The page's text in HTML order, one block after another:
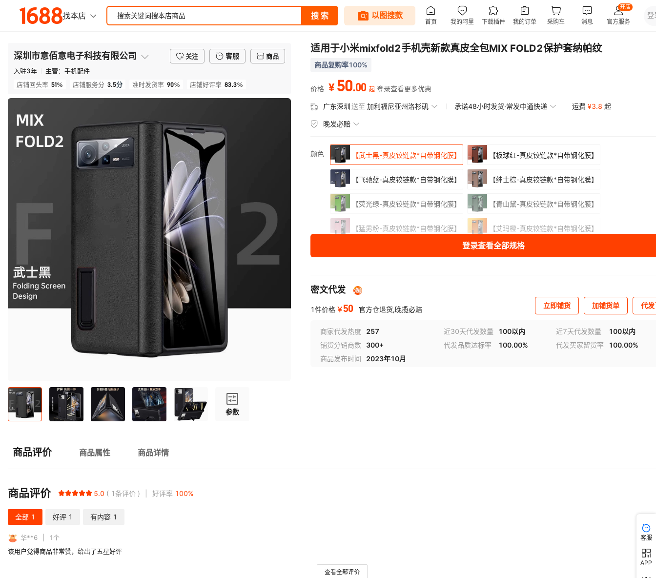
深圳市意佰意电子科技有限公司 关注 客服
商品
入驻3年 主营： 手机配件
店铺回头率 51% 店铺服务分 3.5分 准时发货率 90% 店铺好评率 83.3%
参数
适用于小米mixfold2手机壳新款真皮全包MIX FOLD2保护套纳帕纹
商品复购率100%
价格 ¥ 50.00 起 登录查看更多优惠
广东深圳送至 加利福尼亚州洛杉矶 承诺48小时发货·常发中通快递 运费 ¥3.8 起
晚发必赔
颜色 【武士黑-真皮铰链款*自带钢化膜】 【板球红-真皮铰链款*自带钢化膜】
【飞驰蓝-真皮铰链款*自带钢化膜】 【绅士棕-真皮铰链款*自带钢化膜】
【荧光绿-真皮铰链款*自带钢化膜】 【青山黛-真皮铰链款*自带钢化膜】
【猛男粉-真皮铰链款*自带钢化膜】 【艾玛橙-真皮铰链款*自带钢化膜】
【荧光绿-真皮铰链款*自带防窥膜】
【猛男粉-真皮铰链款*自带防窥膜】
【艾玛橙-真皮铰链款*自带防窥膜】 【沙漠驼-真皮铰链款*自带防窥膜】
登录查看全部规格
密文代发
1件价格 ￥50 官方仓退货,晚揽必赔 立即铺货 加铺货单 代
商家代发热度 257 近30天代发数量 100以内 近7天代发数量
100以内
铺货分销商数
300+ 代发品质达标率 100.00% 代发买家留货率
100.00%
商品发布时间
2023年10月
商品评价 商品属性 商品详情
商品评价 5.0 1条评价 好评率 100%
全部 1 好评 1 有内容 1
华**6 1个
该用户觉得商品非常赞，给出了五星好评
查看全部评价
客服
APP